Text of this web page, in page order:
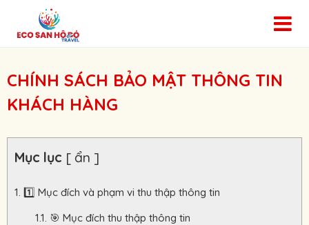
CHÍNH SÁCH BẢO MẬT THÔNG TIN
KHÁCH HÀNG
Mục lục [ ẩn ]
1️⃣ Mục đích và phạm vi thu thập thông tin
🎯 Mục đích thu thập thông tin